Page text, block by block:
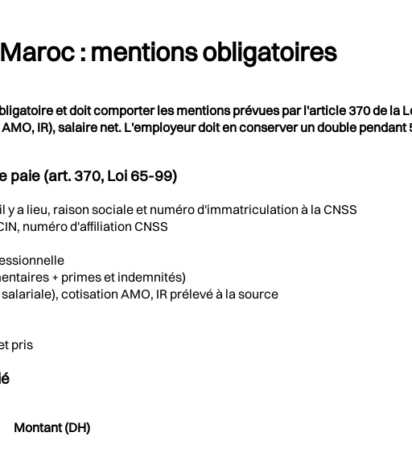
: mentions obligatoires
et doit comporter les mentions prévues par l'article 370 de
IR), salaire net. L'employeur doit en conserver un double pendant
paie (art. 370, Loi 65-99)
y a lieu, raison sociale et numéro d'immatriculation à la CNSS
numéro d'affiliation CNSS
+ primes et indemnités)
cotisation AMO, IR prélevé à la source
pris
Montant (DH)